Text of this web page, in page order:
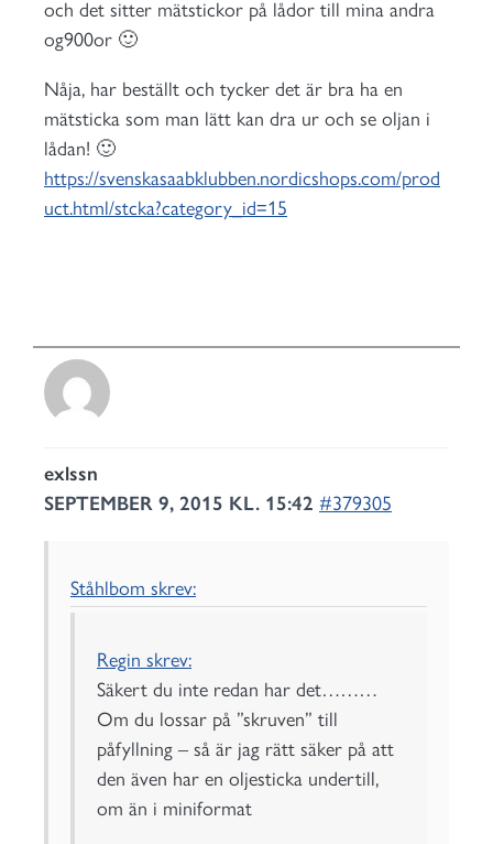
och det sitter mätstickor på lådor till mina andra
og900or 🙂
Nåja, har beställt och tycker det är bra ha en
mätsticka som man lätt kan dra ur och se oljan i
lådan! 🙂
https://svenskasaabklubben.nordicshops.com/prod
uct.html/stcka?category_id=15
exlssn
SEPTEMBER 9, 2015 KL. 15:42 #379305
Ståhlbom skrev:
Regin skrev:
Säkert du inte redan har det………
Om du lossar på ”skruven” till
påfyllning – så är jag rätt säker på att
den även har en oljesticka undertill,
om än i miniformat